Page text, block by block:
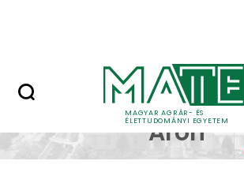
MAGYAR AGRÁR- ÉS
ÉLETTUDOMÁNYI EGYETEM
Szövényi Áron
Szövényi
Áron